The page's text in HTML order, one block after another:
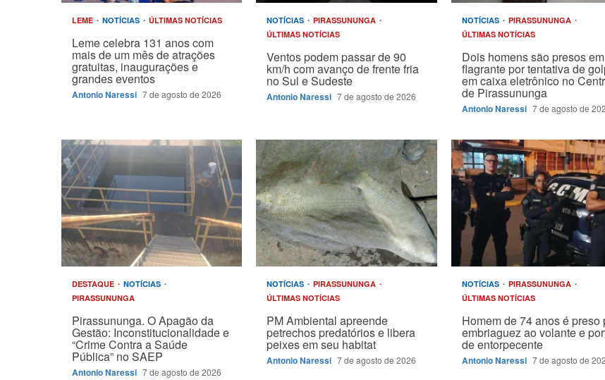
LEME NOTÍCIAS ÚLTIMAS NOTÍCIAS
Leme celebra 131 anos com
mais de um mês de atrações
gratuitas, inaugurações e
grandes eventos
Antonio Naressi 7 de agosto de 2026
NOTÍCIAS
PIRASSUNUNGA
ÚLTIMAS NOTÍCIAS
Ventos podem passar de 90
km/h com avanço de frente fria
no Sul e Sudeste
Antonio Naressi 7 de agosto de 2026
NOTÍCIAS
PIRASSUNUNGA
ÚLTIMAS NOTÍCIAS
Dois homens são presos em
flagrante por tentativa de
em caixa eletrônico no
de Pirassununga
Antonio Naressi 7 de agosto de
DESTAQUE
NOTÍCIAS
PIRASSUNUNGA
Pirassununga. O Apagão da
Gestão: Inconstitucionalidade e
“Crime Contra a Saúde
Pública” no SAEP
Antonio Naressi 7 de agosto de 2026
NOTÍCIAS
PIRASSUNUNGA
ÚLTIMAS NOTÍCIAS
PM Ambiental apreende
petrechos predatórios e libera
peixes em seu habitat
Antonio Naressi 7 de agosto de 2026
NOTÍCIAS
PIRASSUNUNGA
ÚLTIMAS NOTÍCIAS
Homem de 74 anos é preso
embriaguez ao volante e
de entorpecente
Antonio Naressi 7 de agosto de